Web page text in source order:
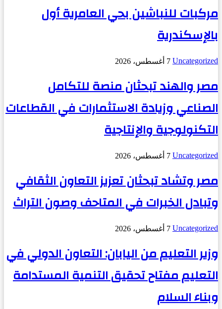
مركبات للنباشين بحي العامرية أول
بالإسكندرية
Uncategorized 7 أغسطس، 2026
مصر والهند تبحثان منصة للتكامل
الصناعي وزيادة الاستثمارات في القطاعات
التكنولوجية والإنتاجية
Uncategorized 7 أغسطس، 2026
مصر وتشاد تبحثان تعزيز التعاون الثقافي
وتبادل الخبرات في المتاحف وصون التراث
Uncategorized 7 أغسطس، 2026
وزير التعليم من اليابان: التعاون الدولي في
التعليم مفتاح تحقيق التنمية المستدامة
وبناء السلام